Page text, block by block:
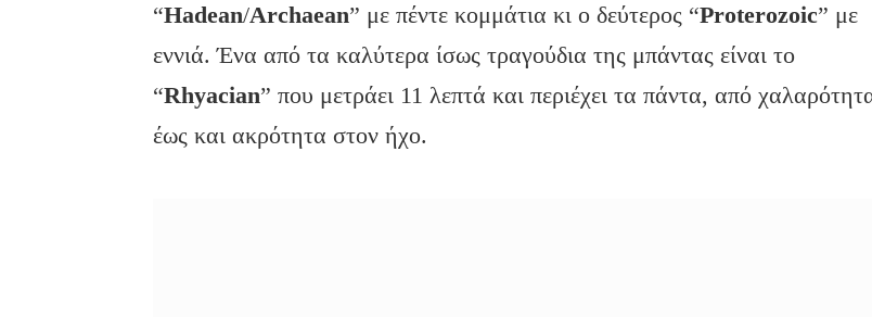
“Hadean/Archaean” με πέντε κομμάτια κι ο δεύτερος “Proterozoic” με
εννιά. Ένα από τα καλύτερα ίσως τραγούδια της μπάντας είναι το
“Rhyacian” που μετράει 11 λεπτά και περιέχει τα πάντα, από
έως και ακρότητα στον ήχο.